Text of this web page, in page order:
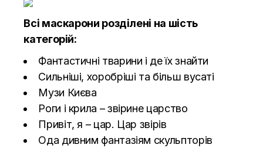
Всі маскарони розділені на шість
категорій:
Фантастичні тварини і де їх знайти
Сильніші, хоробріші та більш вусаті
Музи Києва
Роги і крила – звірине царство
Привіт, я – цар. Цар звірів
Ода дивним фантазіям скульпторів